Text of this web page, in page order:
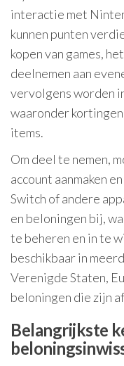
interactie met
kunnen punten
kopen van games,
deelnemen aan
vervolgens worden
waaronder
items.
Om deel te nemen,
account aanmaken
Switch of andere
en beloningen bij,
te beheren en in te
beschikbaar in
Verenigde Staten,
beloningen die zijn
Belangrijkste